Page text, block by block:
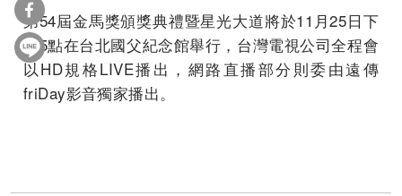
第54屆金馬獎頒獎典禮暨星光大道將於11月25日下
午5點在台北國父紀念館舉行，台灣電視公司全程會
以HD規格LIVE播出，網路直播部分則委由遠傳
friDay影音獨家播出。